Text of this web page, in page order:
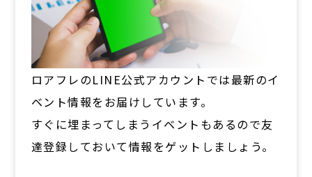
ロアフレのLINE公式アカウントでは最新のイ
ベント情報をお届けしています。
すぐに埋まってしまうイベントもあるので友
達登録しておいて情報をゲットしましょう。